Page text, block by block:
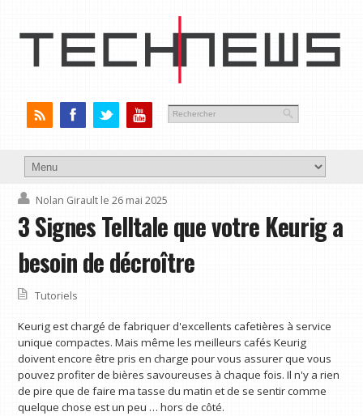
Nolan Girault le 26 mai 2025
3 Signes Telltale que votre Keurig a
besoin de décroître
Tutoriels
Keurig est chargé de fabriquer d'excellents cafetières à service
unique compactes. Mais même les meilleurs cafés Keurig
doivent encore être pris en charge pour vous assurer que vous
pouvez profiter de bières savoureuses à chaque fois. Il n'y a rien
de pire que de faire ma tasse du matin et de se sentir comme
quelque chose est un peu … hors de côté.